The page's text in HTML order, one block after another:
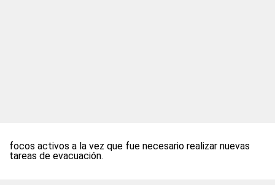
focos activos a la vez que fue necesario realizar nuevas
tareas de evacuación.